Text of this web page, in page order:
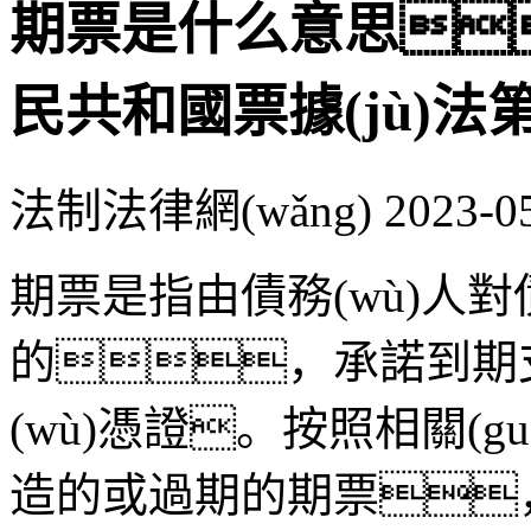
期票是什么意思
民共和國票據(jù)法
法制法律網(wǎng) 2023-
期票是指由債務(wù)人對
的，承諾到期支
(wù)憑證。按照相關
造的或過期的期票